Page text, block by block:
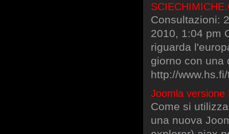
Consultazioni:
2010, 1:04 pm
riguarda
giorno con una
http://
Joomla versione
Come si
una nuova